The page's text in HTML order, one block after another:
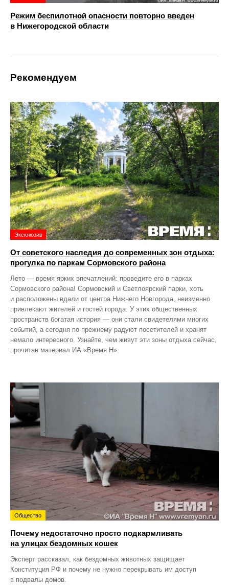
Режим беспилотной опасности повторно введен
в Нижегородской области
Рекомендуем
Эксклюзив
От советского наследия до современных зон отдыха:
прогулка по паркам Сормовского района
Лето — время ярких впечатлений: проведите его в парках
Сормовского района! Сормовский и Светлоярский парки, хоть
и расположены вдали от центра Нижнего Новгорода, неизменно
привлекают жителей и гостей города. У этих общественных
пространств богатая история — они стали свидетелями многих
событий, а сегодня по‑прежнему радуют посетителей и хранят
немало интересного. Узнайте, чем живут эти зоны отдыха сейчас,
прочитав материал ИА «Время Н».
Общество
Почему недостаточно просто подкармливать
на улицах бездомных кошек
Эксперт рассказал, как бездомных животных защищает
Конституция РФ и почему не нужно перекрывать им доступ
в подвалы домов.